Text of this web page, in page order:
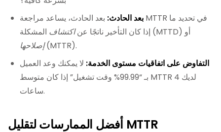
بعد الحادث: بعد الحادث، يساعد مراجعة MTTR في تحديد ما
إذا كان التأخير ناتجًا عناكتشاف
المشكلة (MTTD) أو
إصلاحها(MTTR).
التفاوض على اتفاقيات مستوى الخدمة: لا يمكنك وعد العميل
بـ “99.99% وقت تشغيل” إذا كان متوسط MTTR لديك 4
ساعات.
أفضل الممارسات لتقليل MTTR